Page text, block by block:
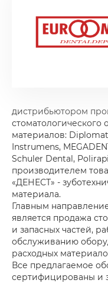
дистрибьютором
стоматологического
материалов: Diplomat
Instrumens,
Schuler Dental,
производителем
«ДЕНЕСТ» -
материала.
Главным
является продажа
и запасных частей,
обслуживанию
расходных
Все предлагаемое
сертифицированы и